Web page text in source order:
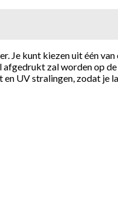
Je kunt kiezen uit één
zal worden op
en UV stralingen, zodat je